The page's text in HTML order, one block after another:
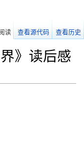
》读后感
读 查看源代码 查看历史